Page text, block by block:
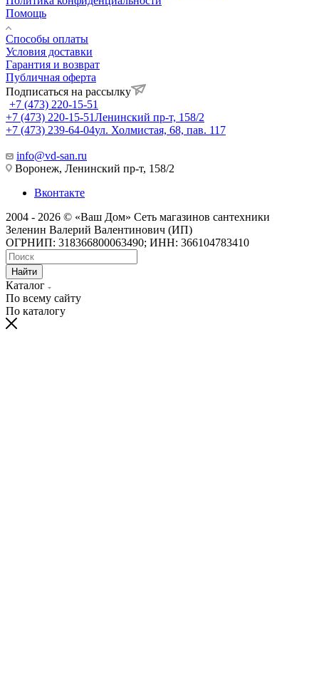
Помощь
Способы оплаты
Условия доставки
Гарантия и возврат
Публичная оферта
Подписаться на рассылку
+7 (473) 220-15-51
+7 (473) 220-15-51Ленинский пр-т, 158/2
+7 (473) 239-64-04ул. Холмистая, 68, пав. 117
info@vd-san.ru
Воронеж, Ленинский пр-т, 158/2
Вконтакте
2004 - 2026 © «Ваш Дом» Сеть магазинов сантехники
Зеленин Валерий Валентинович (ИП)
ОГРНИП: 318366800063490; ИНН: 366104783410
Найти
Каталог
По всему сайту
По каталогу